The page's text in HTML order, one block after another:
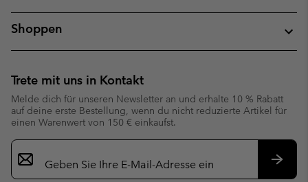
Shoppen
Trete mit uns in Kontakt
Melde dich für unseren Newsletter an und erhalte 10 % Rabatt
auf deine erste Bestellung, wenn du nicht reduzierte Artikel für
einen Warenwert von 150 € einkaufst.
Newsletter-
Anmeldung